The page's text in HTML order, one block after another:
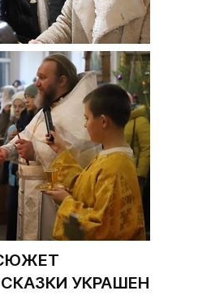
УКРАШЕН